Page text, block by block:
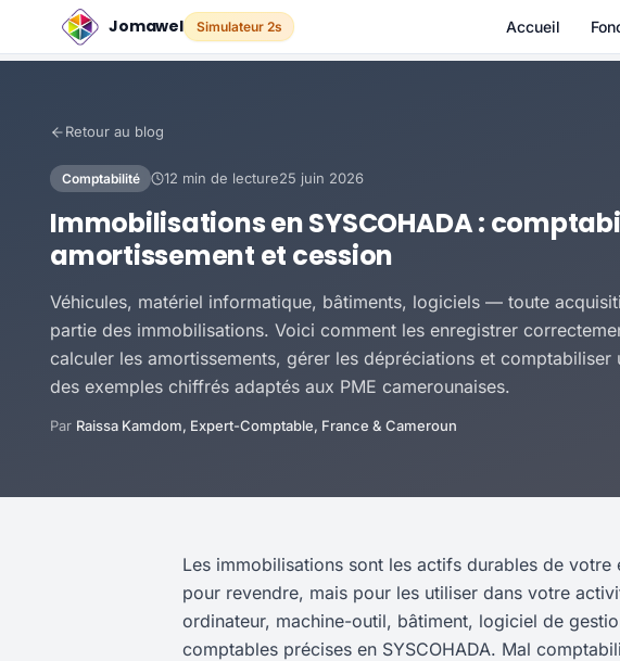
Jomawel Simulateur 2s Accueil
Retour au blog
Comptabilité 12 min de lecture25 juin 2026
Immobilisations en SYSCOHADA :
amortissement et cession
Véhicules, matériel informatique, bâtiments, logiciels — toute
partie des immobilisations. Voici comment les enregistrer
calculer les amortissements, gérer les dépréciations et comptabiliser
des exemples chiffrés adaptés aux PME camerounaises.
Par Raissa Kamdom, Expert-Comptable, France & Cameroun
Les immobilisations sont les actifs durables de
pour revendre, mais pour les utiliser dans votre
ordinateur, machine-outil, bâtiment, logiciel de
comptables précises en SYSCOHADA. Mal